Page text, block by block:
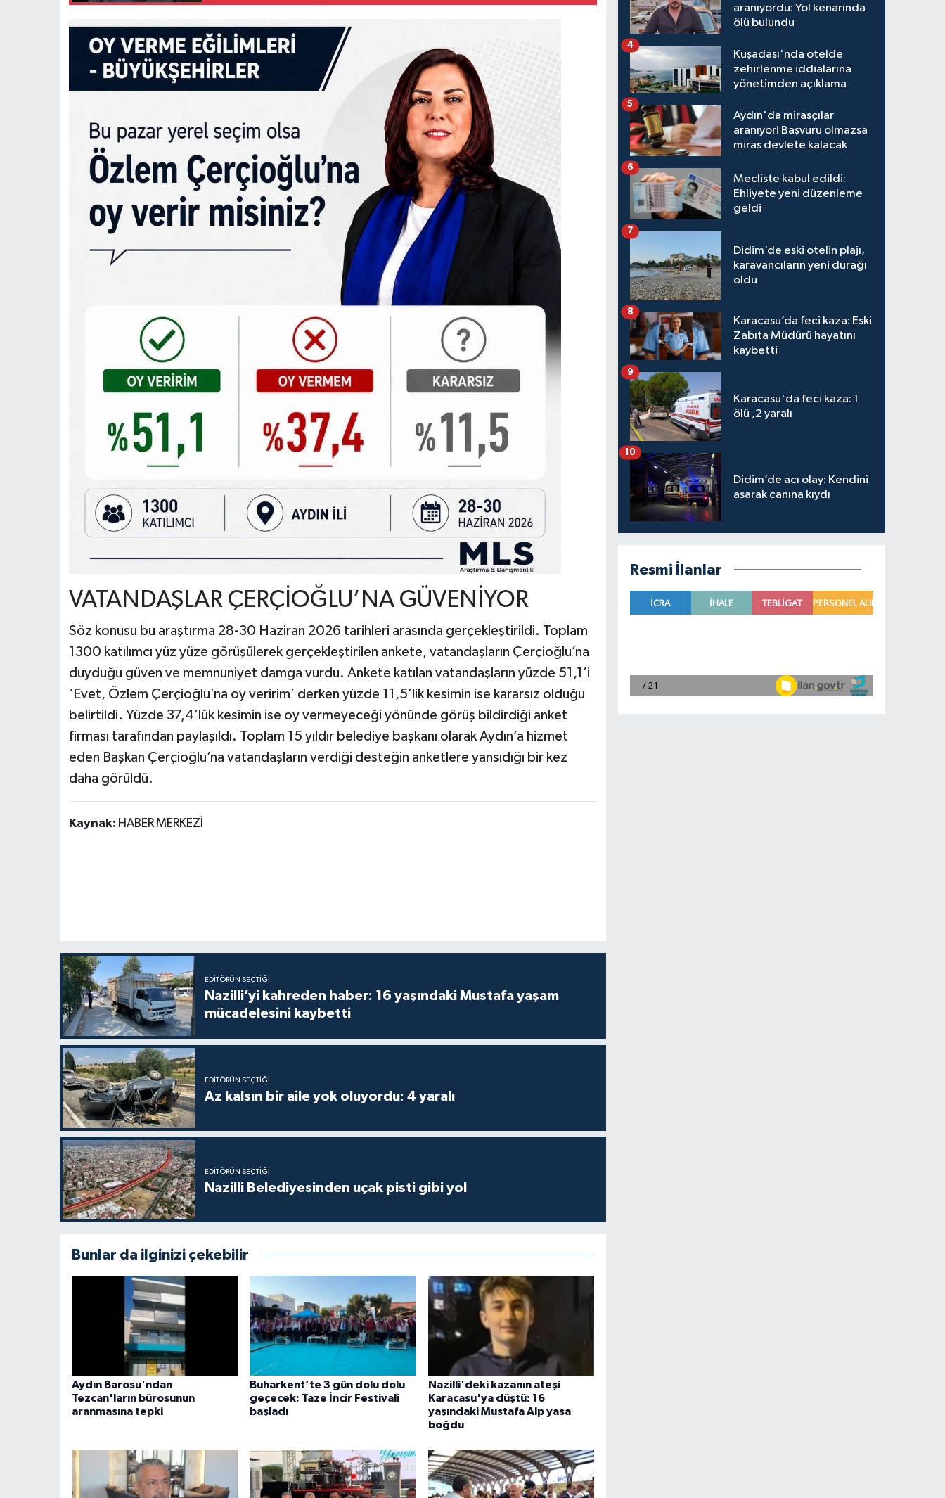
VATANDAŞLAR ÇERÇİOĞLU’NA GÜVENİYOR
Söz konusu bu araştırma 28-30 Haziran 2026 tarihleri arasında gerçekleştirildi. Toplam
1300 katılımcı yüz yüze görüşülerek gerçekleştirilen ankete, vatandaşların Çerçioğlu’na
duyduğu güven ve memnuniyet damga vurdu. Ankete katılan vatandaşların yüzde 51,1’i
‘Evet, Özlem Çerçioğlu’na oy veririm’ derken yüzde 11,5’lik kesimin ise kararsız olduğu
belirtildi. Yüzde 37,4’lük kesimin ise oy vermeyeceği yönünde görüş bildirdiği anket
firması tarafından paylaşıldı. Toplam 15 yıldır belediye başkanı olarak Aydın’a hizmet
eden Başkan Çerçioğlu’na vatandaşların verdiği desteğin anketlere yansıdığı bir kez
daha görüldü.
Kaynak: HABER MERKEZİ
EDITÖRÜN SEÇTIĞI
Nazilli’yi kahreden haber: 16 yaşındaki Mustafa yaşam
mücadelesini kaybetti
EDITÖRÜN SEÇTIĞI
Az kalsın bir aile yok oluyordu: 4 yaralı
EDITÖRÜN SEÇTIĞI
Nazilli Belediyesinden uçak pisti gibi yol
Bunlar da ilginizi çekebilir
Aydın Barosu'ndan
Tezcan'ların bürosunun
aranmasına tepki
Buharkent’te 3 gün dolu dolu
geçecek: Taze İncir Festivali
başladı
Nazilli'deki kazanın ateşi
Karacasu'ya düştü: 16
yaşındaki Mustafa Alp yasa
boğdu
aranıyordu: Yol kenarında
ölü bulundu
Kuşadası'nda otelde
zehirlenme iddialarına
yönetimden açıklama
4
Aydın'da mirasçılar
aranıyor! Başvuru olmazsa
miras devlete kalacak
5
Mecliste kabul edildi:
Ehliyete yeni düzenleme
geldi
6
Didim’de eski otelin plajı,
karavancıların yeni durağı
oldu
7
Karacasu’da feci kaza: Eski
Zabıta Müdürü hayatını
kaybetti
8
Karacasu'da feci kaza: 1
ölü ,2 yaralı
9
Didim’de acı olay: Kendini
asarak canına kıydı
10
Resmi İlanlar